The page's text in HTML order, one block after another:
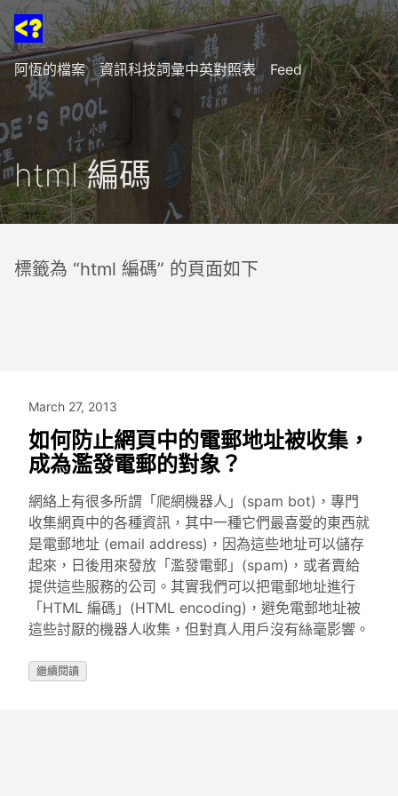
阿恆的檔案 資訊科技詞彙中英對照表 Feed
html 編碼
標籤為 “html 編碼” 的頁面如下
March 27, 2013
如何防止網頁中的電郵地址被收集，
成為濫發電郵的對象？
網絡上有很多所謂「爬網機器人」(spam bot)，專門
收集網頁中的各種資訊，其中一種它們最喜愛的東西就
是電郵地址 (email address)，因為這些地址可以儲存
起來，日後用來發放「濫發電郵」(spam)，或者賣給
提供這些服務的公司。其實我們可以把電郵地址進行
「HTML 編碼」(HTML encoding)，避免電郵地址被
這些討厭的機器人收集，但對真人用戶沒有絲毫影響。
繼續閱讀